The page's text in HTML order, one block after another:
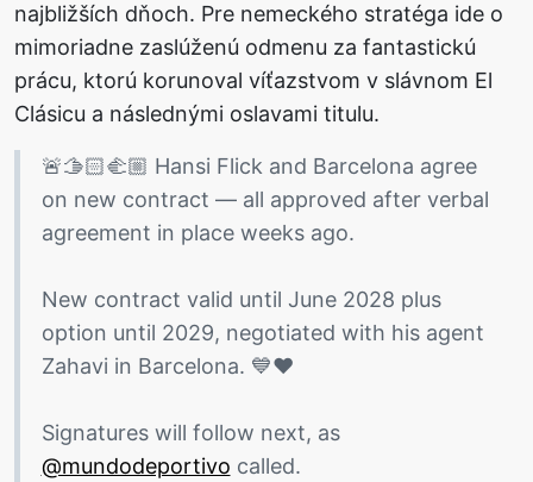
najbližších dňoch. Pre nemeckého stratéga ide o
mimoriadne zaslúženú odmenu za fantastickú
prácu, ktorú korunoval víťazstvom v slávnom El
Clásicu a následnými oslavami titulu.
🚨🫱🏻‍🫲🏼 Hansi Flick and Barcelona agree
on new contract — all approved after verbal
agreement in place weeks ago.
New contract valid until June 2028 plus
option until 2029, negotiated with his agent
Zahavi in Barcelona. 💙❤️
Signatures will follow next, as
@mundodeportivo called.